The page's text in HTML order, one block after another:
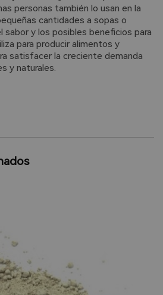
personas también lo usan en la
cantidades a sopas o
sabor y los posibles beneficios para
para producir alimentos y
satisfacer la creciente demanda
y naturales.